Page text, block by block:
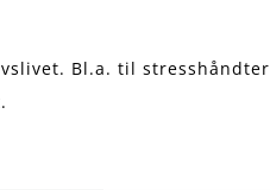
Bl.a. til